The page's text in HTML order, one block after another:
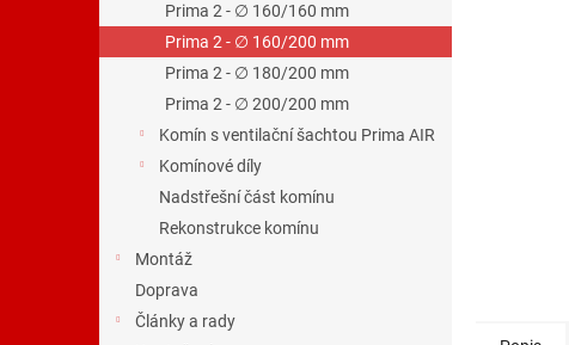
a
n
Prima 2 - ∅ 160/160 mm
Prima 2 - ∅ 160/200 mm
Prima 2 - ∅ 180/200 mm
Prima 2 - ∅ 200/200 mm
Komín s ventilační šachtou Prima AIR
Komínové díly
Nadstřešní část komínu
Rekonstrukce komínu
Montáž
Doprava
Články a rady